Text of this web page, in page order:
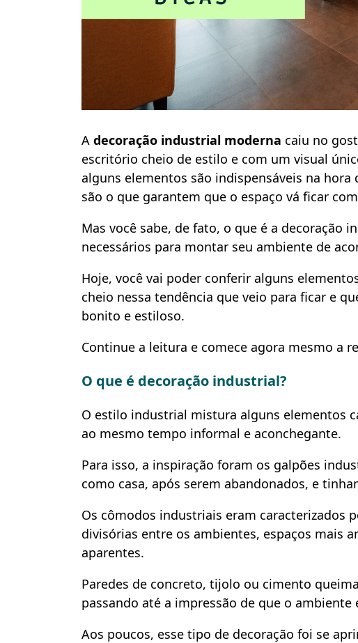
A decoração industrial moderna caiu no
escritório cheio de estilo e com um visual
alguns elementos são indispensáveis na
são o que garantem que o espaço vá ficar
Mas você sabe, de fato, o que é a decoração
necessários para montar seu ambiente de
Hoje, você vai poder conferir alguns
cheio nessa tendência que veio para ficar e
bonito e estiloso.
Continue a leitura e comece agora mesmo a
O que é decoração industrial?
O estilo industrial mistura alguns elementos
ao mesmo tempo informal e aconchegante.
Para isso, a inspiração foram os galpões
como casa, após serem abandonados, e
Os cômodos industriais eram caracterizados
divisórias entre os ambientes, espaços mais
aparentes.
Paredes de concreto, tijolo ou cimento
passando até a impressão de que o ambiente
Aos poucos, esse tipo de decoração foi se